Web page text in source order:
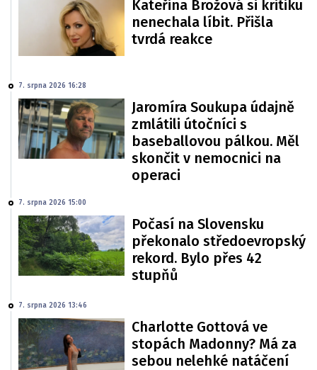
Kateřina Brožová si kritiku
nenechala líbit. Přišla
tvrdá reakce
7. srpna 2026 16:28
Jaromíra Soukupa údajně
zmlátili útočníci s
baseballovou pálkou. Měl
skončit v nemocnici na
operaci
7. srpna 2026 15:00
Počasí na Slovensku
překonalo středoevropský
rekord. Bylo přes 42
stupňů
7. srpna 2026 13:46
Charlotte Gottová ve
stopách Madonny? Má za
sebou nelehké natáčení